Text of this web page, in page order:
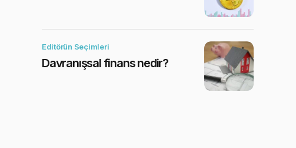
Editörün Seçimleri
Davranışsal finans nedir?